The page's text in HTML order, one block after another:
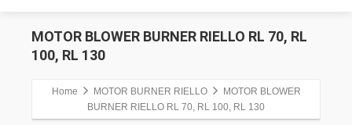
MOTOR BLOWER BURNER RIELLO RL 70, RL
100, RL 130
Home MOTOR BURNER RIELLO
MOTOR BLOWER
BURNER RIELLO RL 70, RL 100, RL 130